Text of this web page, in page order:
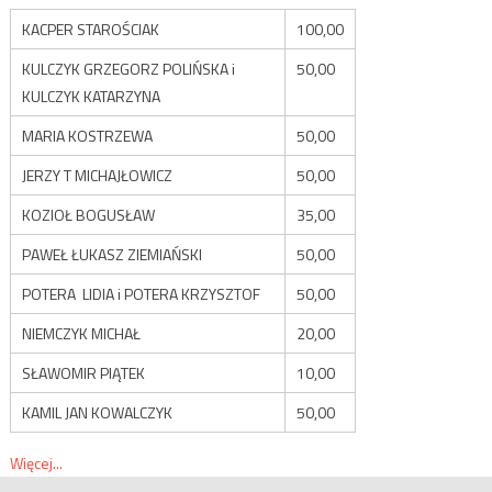
KACPER STAROŚCIAK
100,00
KULCZYK GRZEGORZ POLIŃSKA i
KULCZYK KATARZYNA
50,00
MARIA KOSTRZEWA
50,00
JERZY T MICHAJŁOWICZ
50,00
KOZIOŁ BOGUSŁAW
35,00
PAWEŁ ŁUKASZ ZIEMIAŃSKI
50,00
POTERA LIDIA i POTERA KRZYSZTOF
50,00
NIEMCZYK MICHAŁ
20,00
SŁAWOMIR PIĄTEK
10,00
KAMIL JAN KOWALCZYK
50,00
Więcej...